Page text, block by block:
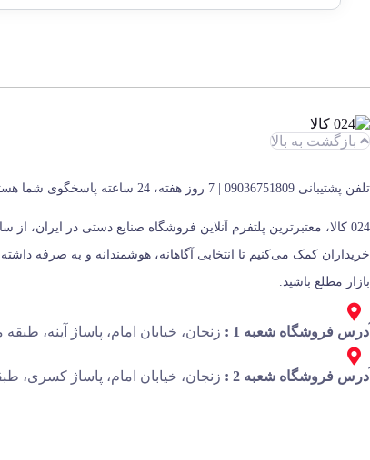
بازگشت به بالا
تلفن پشتیبانی 09036751809 | 7 روز هفته، 24 ساعته پاسخگوی شما هستیم
بازار مطلع باشید.
فروشگاه شعبه 1 : زنجان، خیابان امام، پاساژ آینه، طبقه منفی 1،
فروشگاه شعبه 2 : زنجان، خیابان امام، پاساژ کسری،